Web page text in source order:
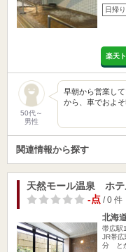
日帰り
楽天
50代～
男性
早朝から営業し
から、車でおよ
関連情報から探す
天然モール温泉 ホテ
-点/ 0 件
北海
帯広駅
JR帯
分 と